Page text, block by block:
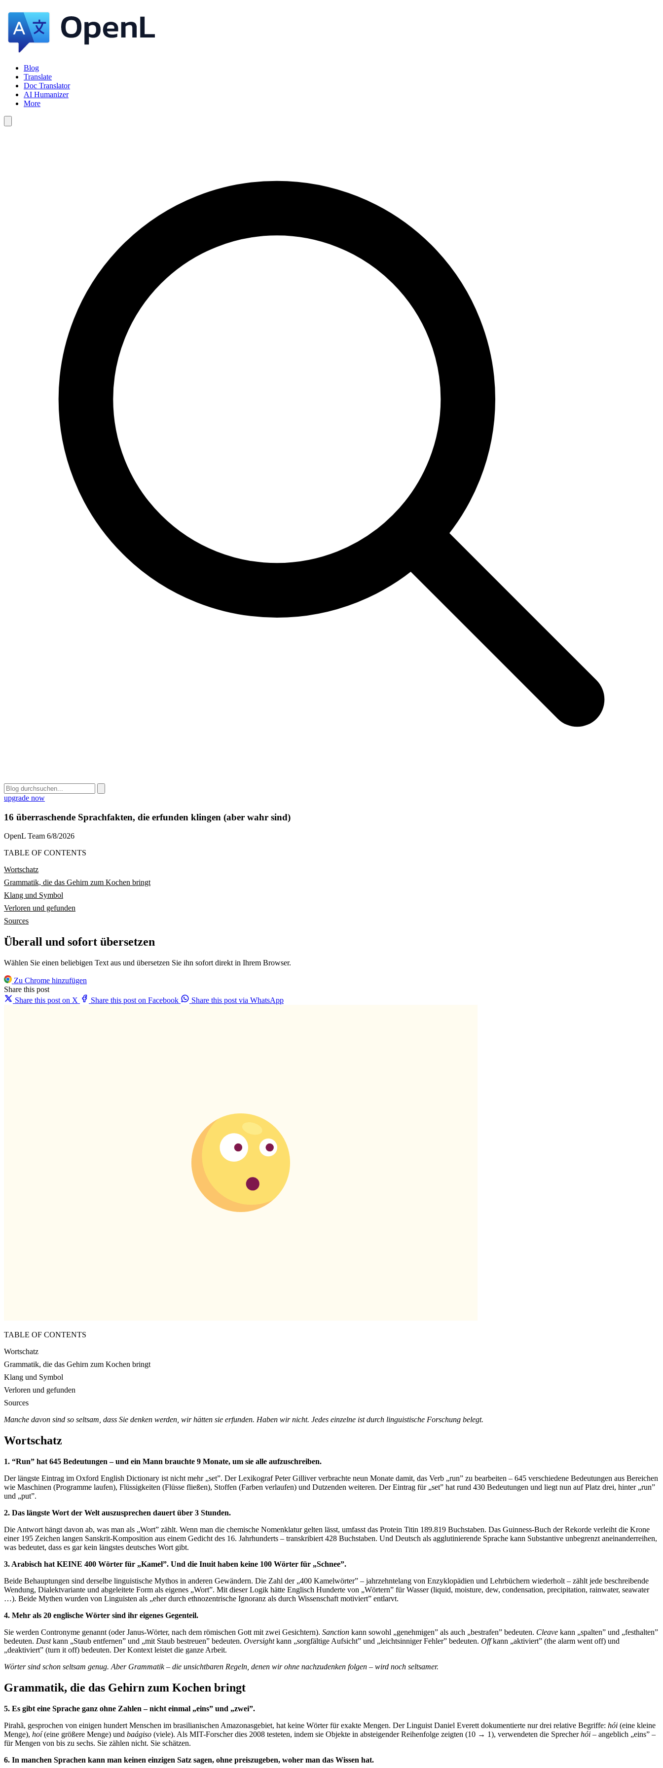
Blog
Translate
Doc Translator
AI Humanizer
More
upgrade now
16 überraschende Sprachfakten, die erfunden klingen (aber wahr sind)
OpenL Team 6/8/2026
TABLE OF CONTENTS
Wortschatz
Grammatik, die das Gehirn zum Kochen bringt
Klang und Symbol
Verloren und gefunden
Sources
Überall und sofort übersetzen
Wählen Sie einen beliebigen Text aus und übersetzen Sie ihn sofort direkt in Ihrem Browser.
Zu Chrome hinzufügen
Share this post
Share this post on X
Share this post on Facebook Share this post via WhatsApp
TABLE OF CONTENTS
Wortschatz
Grammatik, die das Gehirn zum Kochen bringt
Klang und Symbol
Verloren und gefunden
Sources
Manche davon sind so seltsam, dass Sie denken werden, wir hätten sie erfunden. Haben wir nicht. Jedes einzelne ist durch linguistische Forschung belegt.
Wortschatz
1. “Run” hat 645 Bedeutungen – und ein Mann brauchte 9 Monate, um sie alle aufzuschreiben.
Der längste Eintrag im Oxford English Dictionary ist nicht mehr „set”. Der Lexikograf Peter Gilliver verbrachte neun Monate damit, das Verb „run” zu bearbeiten – 645 verschiedene Bedeutungen aus Bereichen
wie Maschinen (Programme laufen), Flüssigkeiten (Flüsse fließen), Stoffen (Farben verlaufen) und Dutzenden weiteren. Der Eintrag für „set” hat rund 430 Bedeutungen und liegt nun auf Platz drei, hinter „run”
und „put”.
2. Das längste Wort der Welt auszusprechen dauert über 3 Stunden.
Die Antwort hängt davon ab, was man als „Wort” zählt. Wenn man die chemische Nomenklatur gelten lässt, umfasst das Protein Titin 189.819 Buchstaben. Das Guinness-Buch der Rekorde verleiht die Krone
einer 195 Zeichen langen Sanskrit-Komposition aus einem Gedicht des 16. Jahrhunderts – transkribiert 428 Buchstaben. Und Deutsch als agglutinierende Sprache kann Substantive unbegrenzt aneinanderreihen,
was bedeutet, dass es gar kein längstes deutsches Wort gibt.
3. Arabisch hat KEINE 400 Wörter für „Kamel”. Und die Inuit haben keine 100 Wörter für „Schnee”.
Beide Behauptungen sind derselbe linguistische Mythos in anderen Gewändern. Die Zahl der „400 Kamelwörter” – jahrzehntelang von Enzyklopädien und Lehrbüchern wiederholt – zählt jede beschreibende
Wendung, Dialektvariante und abgeleitete Form als eigenes „Wort”. Mit dieser Logik hätte Englisch Hunderte von „Wörtern” für Wasser (liquid, moisture, dew, condensation, precipitation, rainwater, seawater
…). Beide Mythen wurden von Linguisten als „eher durch ethnozentrische Ignoranz als durch Wissenschaft motiviert” entlarvt.
4. Mehr als 20 englische Wörter sind ihr eigenes Gegenteil.
Sie werden Contronyme genannt (oder Janus-Wörter, nach dem römischen Gott mit zwei Gesichtern). Sanction kann sowohl „genehmigen” als auch „bestrafen” bedeuten. Cleave kann „spalten” und „festhalten”
bedeuten. Dustkann „Staub entfernen” und „mit Staub bestreuen” bedeuten. Oversightkann „sorgfältige Aufsicht” und „leichtsinniger Fehler” bedeuten. Offkann „aktiviert” (the alarm went off) und
„deaktiviert” (turn it off) bedeuten. Der Kontext leistet die ganze Arbeit.
Wörter sind schon seltsam genug. Aber Grammatik – die unsichtbaren Regeln, denen wir ohne nachzudenken folgen – wird noch seltsamer.
Grammatik, die das Gehirn zum Kochen bringt
5. Es gibt eine Sprache ganz ohne Zahlen – nicht einmal „eins” und „zwei”.
Pirahã, gesprochen von einigen hundert Menschen im brasilianischen Amazonasgebiet, hat keine Wörter für exakte Mengen. Der Linguist Daniel Everett dokumentierte nur drei relative Begriffe: hói (eine kleine
Menge), hoí(eine größere Menge) und baágiso (viele). Als MIT-Forscher dies 2008 testeten, indem sie Objekte in absteigender Reihenfolge zeigten (10 → 1), verwendeten die Sprecherhói – angeblich „eins” –
für Mengen von bis zu sechs. Sie zählen nicht. Sie schätzen.
6. In manchen Sprachen kann man keinen einzigen Satz sagen, ohne preiszugeben, woher man das Wissen hat.